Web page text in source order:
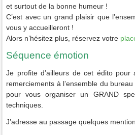
et surtout de la bonne humeur !
C’est avec un grand plaisir que
vous y accueilleront !
Alors n’hésitez plus, réservez votre
Séquence émotion
Je profite d’ailleurs de cet édito pour
remerciements à l’ensemble du
pour vous organiser un GRAND
techniques.
J’adresse au passage quelques